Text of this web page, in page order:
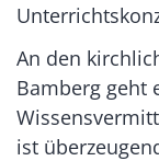
An den
Bamberg geht
ist